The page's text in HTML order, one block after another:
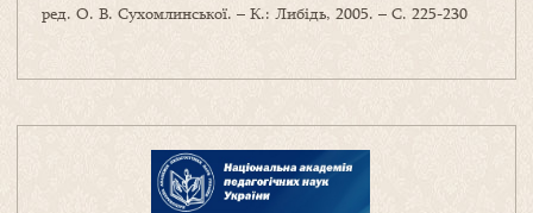
ред. О. В. Сухомлинської. – К.: Либідь, 2005. – С. 225-230